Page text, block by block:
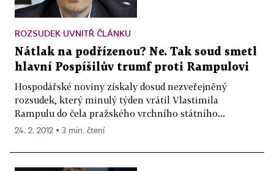
ROZSUDEK UVNITŘ ČLÁNKU
Nátlak na podřízenou? Ne. Tak soud smetl
hlavní Pospíšilův trumf proti Rampulovi
Hospodářské noviny získaly dosud nezveřejněný
rozsudek, který minulý týden vrátil Vlastimila
Rampulu do čela pražského vrchního státního...
24. 2. 2012 ▪ 3 min. čtení